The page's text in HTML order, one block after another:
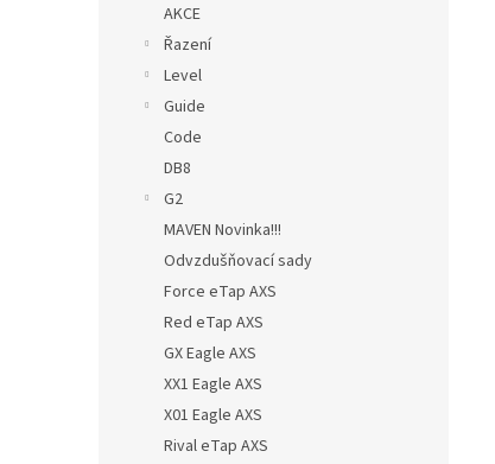
AKCE
Řazení
Level
Guide
Code
DB8
G2
MAVEN Novinka!!!
Odvzdušňovací sady
Force eTap AXS
Red eTap AXS
GX Eagle AXS
XX1 Eagle AXS
X01 Eagle AXS
Rival eTap AXS